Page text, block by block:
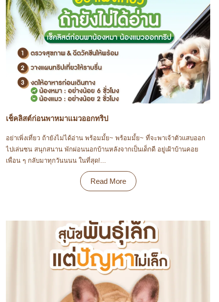
เช็คลิสต์ก่อนพาหมาแมวออกทริป
อย่าเพิ่งเที่ยว ถ้ายังไม่ได้อ่าน พร้อมมั้ย~ พร้อมมั้ย~ ที่จะพาเจ้าตัวแสบออก
ไปเล่นซน สนุกสนาน พักผ่อนนอกบ้านหลังจากเป็นเด็กดี อยู่เฝ้าบ้านคอย
เพื่อน ๆ กลับมาทุกวันนนน ในที่สุด!...
Read More